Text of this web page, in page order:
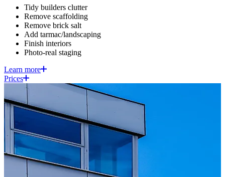
Tidy builders clutter​​​​‌ ‍ ​‍​‍‌‍ ‌ ​‍‌‍‍‌‌‍‌ ‌‍‍‌‌‍ ‍​‍​‍​ ‍‍​‍​‍‌ ​ ‌‍​‌‌‍ ‍‌‍‍‌‌ ‌​‌ ‍‌​‍ ‍‌‍‍‌‌‍ ​‍​‍​‍ ​​‍​‍‌‍‍​‌ ​‍‌‍‌‌‌‍‌‍​‍​‍​ ‍‍​‍​‍​‍ ‌‍​‌‌‍‌​‌‍ ‌‌‍‍‌‌‍ ‍​‍ ‌‍‍‌‌‍ ‍‌ ‌​‌‍‌‌‌‍ ‍‌ ‌​​‍ ‌‍‌‌‌‍‌​‌‍‍‌‌ ‌​​‍ ‌‍ ‌‌‍ ‌‍‌​‌‍‌‌​ ‌‌ ​​‌ ​‍‌‍‌‌‌ ​ ‌‍‌‌‌‍ ‍‌ ‌​‌‍​‌‌ ‌​‌‍‍‌‌‍ ‌‍ ‍​ ‍ ‌‍‍‌‌‍‌​​ ‌‌‍‍​‌‍ ‌‍ ‌‌‍‌‌​ ‍ ‌ ‌​‌ ‍‌‌ ​​‌‍‌‌​ ‌‌‍‍​‌‍ ‌‍ ‌‌‍‌‌​ ‍ ‌ ​​‌‍​‌‌ ‌​‌‍‍​​ ‌‌‍​ ‌‍ ‌‍ ‍‌ ‌​‌‍‌‌‌‍ ‍‌ ‌​​‍‌‌​ ‌‌‌​​‍‌‌ ‌‍‍ ‌‍‌‌‌ ‍‌​‍‌‌​ ​ ‌​‌​​‍‌‌​ ​ ‌​‌​​‍‌‌​ ​‍​ ​‍​ ​​‌‍‌‍​ ‌‌‌‍‌​​ ‍​​ ​​‌‍​‍​ ‌‍‌‍‌‍​ ‌‍​ ‌‍​ ​‌​‍‌‌​ ​‍​ ​‍​‍‌‌​ ‌‌‌​‌​​‍ ‍‌‍ ​‌‍‍‌‌ ​ ‌ ‌​​‍‌‌​ ‌‌‌​​‍‌‌ ‌‍‍ ‌‍‌‌‌ ‍‌​‍‌‌​ ​ ‌​‌​​‍‌‌​ ​ ‌​‌​​‍‌‌​ ​‍​ ​‍​ ‌​‌‍‌‍‌‍‌​​ ‌‌‌‍‌‌‌‍​‌​ ‌‌‌‍​‍​ ‌​​ ​ ​ ‍​​ ​‍​‍‌‌​ ​‍​ ​‍​‍‌‌​ ‌‌‌​‌​​‍ ‍‌ ​ ‌ ‌‌‌‍​‍‌ ‌​‌‍‍‌‌ ‌​‌‍ ​‌‍‌‌​‍‌‌​ ‌‌‌​​‍‌‌ ‌‍‍ ‌‍‌‌‌ ‍‌​‍‌‌​ ​ ‌​‌​​‍‌‌​ ​ ‌​‌​​‍‌‌​ ​‍​ ​‍​ ‌‍​ ​‍‌‍‌​​ ‍​​ ‍​‌‍​‍​ ​‍‌‍​ ‌‍​ ‌‍‌​​ ​‌​ ​ ​‍‌‌​ ​‍​ ​‍​‍‌‌​ ‌‌‌​‌​​‍ ‍‌‍​ ‌‍‍​‌‍‍‌‌‍ ​‌‍‌​‌ ​‍‌‍‌‌‌‍ ‍​‍‌‌​ ‌‌‌​​‍‌‌ ‌‍‍ ‌‍‌‌‌ ‍‌​‍‌‌​ ​ ‌​‌​​‍‌‌​ ​ ‌​‌​​‍‌‌​ ​‍​ ​‍​ ‌‌‌‍‌‍​ ‌‍​ ‌​​ ‌‍​ ​ ​ ​‍​ ‌​​ ‍​‌‍‌‌​ ‍‌‌‍​‌​‍‌‌​ ​‍​ ​‍​‍‌‌​ ‌‌‌​‌​​‍ ‍‌ ‌​‌‍‌‌‌ ‍​‌ ‌​​ ‌‍​‍‌‍​‌‌ ​ ‌‍‌‌‌‌‌‌‌ ​‍‌‍ ​​ ‌​‍‌‌​ ​‍‌​‌‍‌‍​‌‌‍‌​‌‍ ‌‌‍‍‌‌‍ ‍​‍‌‍‌‍‍‌‌‍‌​​ ‌‌‍‍​‌‍ ‌‍ ‌‌‍‌‌​‍‌‍‌ ‌​‌ ‍‌‌ ​​‌‍‌‌​ ‌‌‍‍​‌‍ ‌‍ ‌‌‍‌‌​‍‌‍‌ ​​‌‍​‌‌ ‌​‌‍‍​​ ‌‌‍​ ‌‍ ‌‍ ‍‌ ‌​‌‍‌‌‌‍ ‍‌ ‌​​‍‌‌​ ‌‌‌​​‍‌‌ ‌‍‍ ‌‍‌‌‌ ‍‌​‍‌‌​ ​ ‌​‌​​‍‌‌​ ​ ‌​‌​​‍‌‌​ ​‍​ ​‍​ ​​‌‍‌‍​ ‌‌‌‍‌​​ ‍​​ ​​‌‍​‍​ ‌‍‌‍‌‍​ ‌‍​ ‌‍​ ​‌​‍‌‌​ ​‍​ ​‍​‍‌‌​ ‌‌‌​‌​​‍ ‍‌‍ ​‌‍‍‌‌ ​ ‌ ‌​​‍‌‌​ ‌‌‌​​‍‌‌ ‌‍‍ ‌‍‌‌‌ ‍‌​‍‌‌​ ​ ‌​‌​​‍‌‌​ ​ ‌​‌​​‍‌‌​ ​‍​ ​‍​ ‌​‌‍‌‍‌‍‌​​ ‌‌‌‍‌‌‌‍​‌​ ‌‌‌‍​‍​ ‌​​ ​ ​ ‍​​ ​‍​‍‌‌​ ​‍​ ​‍​‍‌‌​ ‌‌‌​‌​​‍ ‍‌ ​ ‌ ‌‌‌‍​‍‌ ‌​‌‍‍‌‌ ‌​‌‍ ​‌‍‌‌​‍‌‌​ ‌‌‌​​‍‌‌ ‌‍‍ ‌‍‌‌‌ ‍‌​‍‌‌​ ​ ‌​‌​​‍‌‌​ ​ ‌​‌​​‍‌‌​ ​‍​ ​‍​ ‌‍​ ​‍‌‍‌​​ ‍​​ ‍​‌‍​‍​ ​‍‌‍​ ‌‍​ ‌‍‌​​ ​‌​ ​ ​‍‌‌​ ​‍​ ​‍​‍‌‌​ ‌‌‌​‌​​‍ ‍‌‍​ ‌‍‍​‌‍‍‌‌‍ ​‌‍‌​‌ ​‍‌‍‌‌‌‍ ‍​‍‌‌​ ‌‌‌​​‍‌‌ ‌‍‍ ‌‍‌‌‌ ‍‌​‍‌‌​ ​ ‌​‌​​‍‌‌​ ​ ‌​‌​​‍‌‌​ ​‍​ ​‍​ ‌‌‌‍‌‍​ ‌‍​ ‌​​ ‌‍​ ​ ​ ​‍​ ‌​​ ‍​‌‍‌‌​ ‍‌‌‍​‌​‍‌‌​ ​‍​ ​‍​‍‌‌​ ‌‌‌​‌​​‍ ‍‌ ‌​‌‍‌‌‌ ‍​‌ ‌​​‍‌‍‌ ​​‌‍‌‌‌ ​‍‌ ​ ‌ ​​‌‍‌‌‌‍​ ‌ ‌​‌‍‍‌‌ ‌‍‌‍‌‌​ ‌‌ ​​‌ ‌‌‌‍​‍‌‍ ​‌‍‍‌‌ ​ ‌‍‍​‌‍‌‌‌‍‌​​‍​‍‌ ‌
Remove scaffolding​​​​‌ ‍ ​‍​‍‌‍ ‌ ​‍‌‍‍‌‌‍‌ ‌‍‍‌‌‍ ‍​‍​‍​ ‍‍​‍​‍‌ ​ ‌‍​‌‌‍ ‍‌‍‍‌‌ ‌​‌ ‍‌​‍ ‍‌‍‍‌‌‍ ​‍​‍​‍ ​​‍​‍‌‍‍​‌ ​‍‌‍‌‌‌‍‌‍​‍​‍​ ‍‍​‍​‍​‍ ‌‍​‌‌‍‌​‌‍ ‌‌‍‍‌‌‍ ‍​‍ ‌‍‍‌‌‍ ‍‌ ‌​‌‍‌‌‌‍ ‍‌ ‌​​‍ ‌‍‌‌‌‍‌​‌‍‍‌‌ ‌​​‍ ‌‍ ‌‌‍ ‌‍‌​‌‍‌‌​ ‌‌ ​​‌ ​‍‌‍‌‌‌ ​ ‌‍‌‌‌‍ ‍‌ ‌​‌‍​‌‌ ‌​‌‍‍‌‌‍ ‌‍ ‍​ ‍ ‌‍‍‌‌‍‌​​ ‌‌‍‍​‌‍ ‌‍ ‌‌‍‌‌​ ‍ ‌ ‌​‌ ‍‌‌ ​​‌‍‌‌​ ‌‌‍‍​‌‍ ‌‍ ‌‌‍‌‌​ ‍ ‌ ​​‌‍​‌‌ ‌​‌‍‍​​ ‌‌‍​ ‌‍ ‌‍ ‍‌ ‌​‌‍‌‌‌‍ ‍‌ ‌​​‍‌‌​ ‌‌‌​​‍‌‌ ‌‍‍ ‌‍‌‌‌ ‍‌​‍‌‌​ ​ ‌​‌​​‍‌‌​ ​ ‌​‌​​‍‌‌​ ​‍​ ​‍​ ​​‌‍‌‍​ ‌‌‌‍‌​​ ‍​​ ​​‌‍​‍​ ‌‍‌‍‌‍​ ‌‍​ ‌‍​ ​‌​‍‌‌​ ​‍​ ​‍​‍‌‌​ ‌‌‌​‌​​‍ ‍‌‍ ​‌‍‍‌‌ ​ ‌ ‌​​‍‌‌​ ‌‌‌​​‍‌‌ ‌‍‍ ‌‍‌‌‌ ‍‌​‍‌‌​ ​ ‌​‌​​‍‌‌​ ​ ‌​‌​​‍‌‌​ ​‍​ ​‍​ ‌​‌‍‌‍‌‍‌​​ ‌‌‌‍‌‌‌‍​‌​ ‌‌‌‍​‍​ ‌​​ ​ ​ ‍​​ ​‍​‍‌‌​ ​‍​ ​‍​‍‌‌​ ‌‌‌​‌​​‍ ‍‌ ​ ‌ ‌‌‌‍​‍‌ ‌​‌‍‍‌‌ ‌​‌‍ ​‌‍‌‌​‍‌‌​ ‌‌‌​​‍‌‌ ‌‍‍ ‌‍‌‌‌ ‍‌​‍‌‌​ ​ ‌​‌​​‍‌‌​ ​ ‌​‌​​‍‌‌​ ​‍​ ​‍‌‍​‌​ ​‌​ ‌‍‌‍​‌​ ‍​‌‍‌‌‌‍‌‌​ ‍‌‌‍‌‌​ ‌ ​ ​​​ ​‍​‍‌‌​ ​‍​ ​‍​‍‌‌​ ‌‌‌​‌​​‍ ‍‌‍​ ‌‍‍​‌‍‍‌‌‍ ​‌‍‌​‌ ​‍‌‍‌‌‌‍ ‍​‍‌‌​ ‌‌‌​​‍‌‌ ‌‍‍ ‌‍‌‌‌ ‍‌​‍‌‌​ ​ ‌​‌​​‍‌‌​ ​ ‌​‌​​‍‌‌​ ​‍​ ​‍​ ​​​ ‌‍​ ‌‍​ ​​​ ‍​‌‍‌​​ ‌‍​ ‌​​ ‌ ​ ‍​​ ​​‌‍‌‌​‍‌‌​ ​‍​ ​‍​‍‌‌​ ‌‌‌​‌​​‍ ‍‌ ‌​‌‍‌‌‌ ‍​‌ ‌​​ ‌‍​‍‌‍​‌‌ ​ ‌‍‌‌‌‌‌‌‌ ​‍‌‍ ​​ ‌​‍‌‌​ ​‍‌​‌‍‌‍​‌‌‍‌​‌‍ ‌‌‍‍‌‌‍ ‍​‍‌‍‌‍‍‌‌‍‌​​ ‌‌‍‍​‌‍ ‌‍ ‌‌‍‌‌​‍‌‍‌ ‌​‌ ‍‌‌ ​​‌‍‌‌​ ‌‌‍‍​‌‍ ‌‍ ‌‌‍‌‌​‍‌‍‌ ​​‌‍​‌‌ ‌​‌‍‍​​ ‌‌‍​ ‌‍ ‌‍ ‍‌ ‌​‌‍‌‌‌‍ ‍‌ ‌​​‍‌‌​ ‌‌‌​​‍‌‌ ‌‍‍ ‌‍‌‌‌ ‍‌​‍‌‌​ ​ ‌​‌​​‍‌‌​ ​ ‌​‌​​‍‌‌​ ​‍​ ​‍​ ​​‌‍‌‍​ ‌‌‌‍‌​​ ‍​​ ​​‌‍​‍​ ‌‍‌‍‌‍​ ‌‍​ ‌‍​ ​‌​‍‌‌​ ​‍​ ​‍​‍‌‌​ ‌‌‌​‌​​‍ ‍‌‍ ​‌‍‍‌‌ ​ ‌ ‌​​‍‌‌​ ‌‌‌​​‍‌‌ ‌‍‍ ‌‍‌‌‌ ‍‌​‍‌‌​ ​ ‌​‌​​‍‌‌​ ​ ‌​‌​​‍‌‌​ ​‍​ ​‍​ ‌​‌‍‌‍‌‍‌​​ ‌‌‌‍‌‌‌‍​‌​ ‌‌‌‍​‍​ ‌​​ ​ ​ ‍​​ ​‍​‍‌‌​ ​‍​ ​‍​‍‌‌​ ‌‌‌​‌​​‍ ‍‌ ​ ‌ ‌‌‌‍​‍‌ ‌​‌‍‍‌‌ ‌​‌‍ ​‌‍‌‌​‍‌‌​ ‌‌‌​​‍‌‌ ‌‍‍ ‌‍‌‌‌ ‍‌​‍‌‌​ ​ ‌​‌​​‍‌‌​ ​ ‌​‌​​‍‌‌​ ​‍​ ​‍‌‍​‌​ ​‌​ ‌‍‌‍​‌​ ‍​‌‍‌‌‌‍‌‌​ ‍‌‌‍‌‌​ ‌ ​ ​​​ ​‍​‍‌‌​ ​‍​ ​‍​‍‌‌​ ‌‌‌​‌​​‍ ‍‌‍​ ‌‍‍​‌‍‍‌‌‍ ​‌‍‌​‌ ​‍‌‍‌‌‌‍ ‍​‍‌‌​ ‌‌‌​​‍‌‌ ‌‍‍ ‌‍‌‌‌ ‍‌​‍‌‌​ ​ ‌​‌​​‍‌‌​ ​ ‌​‌​​‍‌‌​ ​‍​ ​‍​ ​​​ ‌‍​ ‌‍​ ​​​ ‍​‌‍‌​​ ‌‍​ ‌​​ ‌ ​ ‍​​ ​​‌‍‌‌​‍‌‌​ ​‍​ ​‍​‍‌‌​ ‌‌‌​‌​​‍ ‍‌ ‌​‌‍‌‌‌ ‍​‌ ‌​​‍‌‍‌ ​​‌‍‌‌‌ ​‍‌ ​ ‌ ​​‌‍‌‌‌‍​ ‌ ‌​‌‍‍‌‌ ‌‍‌‍‌‌​ ‌‌ ​​‌ ‌‌‌‍​‍‌‍ ​‌‍‍‌‌ ​ ‌‍‍​‌‍‌‌‌‍‌​​‍​‍‌ ‌
Remove brick salt​​​​‌ ‍ ​‍​‍‌‍ ‌ ​‍‌‍‍‌‌‍‌ ‌‍‍‌‌‍ ‍​‍​‍​ ‍‍​‍​‍‌ ​ ‌‍​‌‌‍ ‍‌‍‍‌‌ ‌​‌ ‍‌​‍ ‍‌‍‍‌‌‍ ​‍​‍​‍ ​​‍​‍‌‍‍​‌ ​‍‌‍‌‌‌‍‌‍​‍​‍​ ‍‍​‍​‍​‍ ‌‍​‌‌‍‌​‌‍ ‌‌‍‍‌‌‍ ‍​‍ ‌‍‍‌‌‍ ‍‌ ‌​‌‍‌‌‌‍ ‍‌ ‌​​‍ ‌‍‌‌‌‍‌​‌‍‍‌‌ ‌​​‍ ‌‍ ‌‌‍ ‌‍‌​‌‍‌‌​ ‌‌ ​​‌ ​‍‌‍‌‌‌ ​ ‌‍‌‌‌‍ ‍‌ ‌​‌‍​‌‌ ‌​‌‍‍‌‌‍ ‌‍ ‍​ ‍ ‌‍‍‌‌‍‌​​ ‌‌‍‍​‌‍ ‌‍ ‌‌‍‌‌​ ‍ ‌ ‌​‌ ‍‌‌ ​​‌‍‌‌​ ‌‌‍‍​‌‍ ‌‍ ‌‌‍‌‌​ ‍ ‌ ​​‌‍​‌‌ ‌​‌‍‍​​ ‌‌‍​ ‌‍ ‌‍ ‍‌ ‌​‌‍‌‌‌‍ ‍‌ ‌​​‍‌‌​ ‌‌‌​​‍‌‌ ‌‍‍ ‌‍‌‌‌ ‍‌​‍‌‌​ ​ ‌​‌​​‍‌‌​ ​ ‌​‌​​‍‌‌​ ​‍​ ​‍​ ​​‌‍‌‍​ ‌‌‌‍‌​​ ‍​​ ​​‌‍​‍​ ‌‍‌‍‌‍​ ‌‍​ ‌‍​ ​‌​‍‌‌​ ​‍​ ​‍​‍‌‌​ ‌‌‌​‌​​‍ ‍‌‍ ​‌‍‍‌‌ ​ ‌ ‌​​‍‌‌​ ‌‌‌​​‍‌‌ ‌‍‍ ‌‍‌‌‌ ‍‌​‍‌‌​ ​ ‌​‌​​‍‌‌​ ​ ‌​‌​​‍‌‌​ ​‍​ ​‍​ ‌​‌‍‌‍‌‍‌​​ ‌‌‌‍‌‌‌‍​‌​ ‌‌‌‍​‍​ ‌​​ ​ ​ ‍​​ ​‍​‍‌‌​ ​‍​ ​‍​‍‌‌​ ‌‌‌​‌​​‍ ‍‌ ​ ‌ ‌‌‌‍​‍‌ ‌​‌‍‍‌‌ ‌​‌‍ ​‌‍‌‌​‍‌‌​ ‌‌‌​​‍‌‌ ‌‍‍ ‌‍‌‌‌ ‍‌​‍‌‌​ ​ ‌​‌​​‍‌‌​ ​ ‌​‌​​‍‌‌​ ​‍​ ​‍​ ‍​​ ‌‌​ ‍​​ ‍​​ ‍​‌‍‌‌​ ​‍​ ‍‌​ ‌​‌‍​‍​ ​ ​ ​‍​‍‌‌​ ​‍​ ​‍​‍‌‌​ ‌‌‌​‌​​‍ ‍‌‍​ ‌‍‍​‌‍‍‌‌‍ ​‌‍‌​‌ ​‍‌‍‌‌‌‍ ‍​‍‌‌​ ‌‌‌​​‍‌‌ ‌‍‍ ‌‍‌‌‌ ‍‌​‍‌‌​ ​ ‌​‌​​‍‌‌​ ​ ‌​‌​​‍‌‌​ ​‍​ ​‍‌‍‌​‌‍​‌​ ‌‍​ ​ ​ ‍​​ ‌ ​ ‌ ​ ‌ ​ ‍‌​ ​ ​ ‍‌​ ​‌​‍‌‌​ ​‍​ ​‍​‍‌‌​ ‌‌‌​‌​​‍ ‍‌ ‌​‌‍‌‌‌ ‍​‌ ‌​​ ‌‍​‍‌‍​‌‌ ​ ‌‍‌‌‌‌‌‌‌ ​‍‌‍ ​​ ‌​‍‌‌​ ​‍‌​‌‍‌‍​‌‌‍‌​‌‍ ‌‌‍‍‌‌‍ ‍​‍‌‍‌‍‍‌‌‍‌​​ ‌‌‍‍​‌‍ ‌‍ ‌‌‍‌‌​‍‌‍‌ ‌​‌ ‍‌‌ ​​‌‍‌‌​ ‌‌‍‍​‌‍ ‌‍ ‌‌‍‌‌​‍‌‍‌ ​​‌‍​‌‌ ‌​‌‍‍​​ ‌‌‍​ ‌‍ ‌‍ ‍‌ ‌​‌‍‌‌‌‍ ‍‌ ‌​​‍‌‌​ ‌‌‌​​‍‌‌ ‌‍‍ ‌‍‌‌‌ ‍‌​‍‌‌​ ​ ‌​‌​​‍‌‌​ ​ ‌​‌​​‍‌‌​ ​‍​ ​‍​ ​​‌‍‌‍​ ‌‌‌‍‌​​ ‍​​ ​​‌‍​‍​ ‌‍‌‍‌‍​ ‌‍​ ‌‍​ ​‌​‍‌‌​ ​‍​ ​‍​‍‌‌​ ‌‌‌​‌​​‍ ‍‌‍ ​‌‍‍‌‌ ​ ‌ ‌​​‍‌‌​ ‌‌‌​​‍‌‌ ‌‍‍ ‌‍‌‌‌ ‍‌​‍‌‌​ ​ ‌​‌​​‍‌‌​ ​ ‌​‌​​‍‌‌​ ​‍​ ​‍​ ‌​‌‍‌‍‌‍‌​​ ‌‌‌‍‌‌‌‍​‌​ ‌‌‌‍​‍​ ‌​​ ​ ​ ‍​​ ​‍​‍‌‌​ ​‍​ ​‍​‍‌‌​ ‌‌‌​‌​​‍ ‍‌ ​ ‌ ‌‌‌‍​‍‌ ‌​‌‍‍‌‌ ‌​‌‍ ​‌‍‌‌​‍‌‌​ ‌‌‌​​‍‌‌ ‌‍‍ ‌‍‌‌‌ ‍‌​‍‌‌​ ​ ‌​‌​​‍‌‌​ ​ ‌​‌​​‍‌‌​ ​‍​ ​‍​ ‍​​ ‌‌​ ‍​​ ‍​​ ‍​‌‍‌‌​ ​‍​ ‍‌​ ‌​‌‍​‍​ ​ ​ ​‍​‍‌‌​ ​‍​ ​‍​‍‌‌​ ‌‌‌​‌​​‍ ‍‌‍​ ‌‍‍​‌‍‍‌‌‍ ​‌‍‌​‌ ​‍‌‍‌‌‌‍ ‍​‍‌‌​ ‌‌‌​​‍‌‌ ‌‍‍ ‌‍‌‌‌ ‍‌​‍‌‌​ ​ ‌​‌​​‍‌‌​ ​ ‌​‌​​‍‌‌​ ​‍​ ​‍‌‍‌​‌‍​‌​ ‌‍​ ​ ​ ‍​​ ‌ ​ ‌ ​ ‌ ​ ‍‌​ ​ ​ ‍‌​ ​‌​‍‌‌​ ​‍​ ​‍​‍‌‌​ ‌‌‌​‌​​‍ ‍‌ ‌​‌‍‌‌‌ ‍​‌ ‌​​‍‌‍‌ ​​‌‍‌‌‌ ​‍‌ ​ ‌ ​​‌‍‌‌‌‍​ ‌ ‌​‌‍‍‌‌ ‌‍‌‍‌‌​ ‌‌ ​​‌ ‌‌‌‍​‍‌‍ ​‌‍‍‌‌ ​ ‌‍‍​‌‍‌‌‌‍‌​​‍​‍‌ ‌
Add tarmac/landscaping​​​​‌ ‍ ​‍​‍‌‍ ‌ ​‍‌‍‍‌‌‍‌ ‌‍‍‌‌‍ ‍​‍​‍​ ‍‍​‍​‍‌ ​ ‌‍​‌‌‍ ‍‌‍‍‌‌ ‌​‌ ‍‌​‍ ‍‌‍‍‌‌‍ ​‍​‍​‍ ​​‍​‍‌‍‍​‌ ​‍‌‍‌‌‌‍‌‍​‍​‍​ ‍‍​‍​‍​‍ ‌‍​‌‌‍‌​‌‍ ‌‌‍‍‌‌‍ ‍​‍ ‌‍‍‌‌‍ ‍‌ ‌​‌‍‌‌‌‍ ‍‌ ‌​​‍ ‌‍‌‌‌‍‌​‌‍‍‌‌ ‌​​‍ ‌‍ ‌‌‍ ‌‍‌​‌‍‌‌​ ‌‌ ​​‌ ​‍‌‍‌‌‌ ​ ‌‍‌‌‌‍ ‍‌ ‌​‌‍​‌‌ ‌​‌‍‍‌‌‍ ‌‍ ‍​ ‍ ‌‍‍‌‌‍‌​​ ‌‌‍‍​‌‍ ‌‍ ‌‌‍‌‌​ ‍ ‌ ‌​‌ ‍‌‌ ​​‌‍‌‌​ ‌‌‍‍​‌‍ ‌‍ ‌‌‍‌‌​ ‍ ‌ ​​‌‍​‌‌ ‌​‌‍‍​​ ‌‌‍​ ‌‍ ‌‍ ‍‌ ‌​‌‍‌‌‌‍ ‍‌ ‌​​‍‌‌​ ‌‌‌​​‍‌‌ ‌‍‍ ‌‍‌‌‌ ‍‌​‍‌‌​ ​ ‌​‌​​‍‌‌​ ​ ‌​‌​​‍‌‌​ ​‍​ ​‍​ ​​‌‍‌‍​ ‌‌‌‍‌​​ ‍​​ ​​‌‍​‍​ ‌‍‌‍‌‍​ ‌‍​ ‌‍​ ​‌​‍‌‌​ ​‍​ ​‍​‍‌‌​ ‌‌‌​‌​​‍ ‍‌‍ ​‌‍‍‌‌ ​ ‌ ‌​​‍‌‌​ ‌‌‌​​‍‌‌ ‌‍‍ ‌‍‌‌‌ ‍‌​‍‌‌​ ​ ‌​‌​​‍‌‌​ ​ ‌​‌​​‍‌‌​ ​‍​ ​‍​ ‌​‌‍‌‍‌‍‌​​ ‌‌‌‍‌‌‌‍​‌​ ‌‌‌‍​‍​ ‌​​ ​ ​ ‍​​ ​‍​‍‌‌​ ​‍​ ​‍​‍‌‌​ ‌‌‌​‌​​‍ ‍‌ ​ ‌ ‌‌‌‍​‍‌ ‌​‌‍‍‌‌ ‌​‌‍ ​‌‍‌‌​‍‌‌​ ‌‌‌​​‍‌‌ ‌‍‍ ‌‍‌‌‌ ‍‌​‍‌‌​ ​ ‌​‌​​‍‌‌​ ​ ‌​‌​​‍‌‌​ ​‍​ ​‍‌‍​ ‌‍‌​‌‍‌​​ ​‌‌‍‌‍‌‍‌‍​ ‌‌‌‍‌‍​ ‌‌​ ​‍​ ​ ‌‍‌​​‍‌‌​ ​‍​ ​‍​‍‌‌​ ‌‌‌​‌​​‍ ‍‌‍​ ‌‍‍​‌‍‍‌‌‍ ​‌‍‌​‌ ​‍‌‍‌‌‌‍ ‍​‍‌‌​ ‌‌‌​​‍‌‌ ‌‍‍ ‌‍‌‌‌ ‍‌​‍‌‌​ ​ ‌​‌​​‍‌‌​ ​ ‌​‌​​‍‌‌​ ​‍​ ​‍​ ​‌​ ​‍‌‍​‌​ ‍‌​ ​‍​ ‌‌‌‍​ ‌‍‌​​ ​‌​ ‌‍​ ‍​​ ​​​‍‌‌​ ​‍​ ​‍​‍‌‌​ ‌‌‌​‌​​‍ ‍‌ ‌​‌‍‌‌‌ ‍​‌ ‌​​ ‌‍​‍‌‍​‌‌ ​ ‌‍‌‌‌‌‌‌‌ ​‍‌‍ ​​ ‌​‍‌‌​ ​‍‌​‌‍‌‍​‌‌‍‌​‌‍ ‌‌‍‍‌‌‍ ‍​‍‌‍‌‍‍‌‌‍‌​​ ‌‌‍‍​‌‍ ‌‍ ‌‌‍‌‌​‍‌‍‌ ‌​‌ ‍‌‌ ​​‌‍‌‌​ ‌‌‍‍​‌‍ ‌‍ ‌‌‍‌‌​‍‌‍‌ ​​‌‍​‌‌ ‌​‌‍‍​​ ‌‌‍​ ‌‍ ‌‍ ‍‌ ‌​‌‍‌‌‌‍ ‍‌ ‌​​‍‌‌​ ‌‌‌​​‍‌‌ ‌‍‍ ‌‍‌‌‌ ‍‌​‍‌‌​ ​ ‌​‌​​‍‌‌​ ​ ‌​‌​​‍‌‌​ ​‍​ ​‍​ ​​‌‍‌‍​ ‌‌‌‍‌​​ ‍​​ ​​‌‍​‍​ ‌‍‌‍‌‍​ ‌‍​ ‌‍​ ​‌​‍‌‌​ ​‍​ ​‍​‍‌‌​ ‌‌‌​‌​​‍ ‍‌‍ ​‌‍‍‌‌ ​ ‌ ‌​​‍‌‌​ ‌‌‌​​‍‌‌ ‌‍‍ ‌‍‌‌‌ ‍‌​‍‌‌​ ​ ‌​‌​​‍‌‌​ ​ ‌​‌​​‍‌‌​ ​‍​ ​‍​ ‌​‌‍‌‍‌‍‌​​ ‌‌‌‍‌‌‌‍​‌​ ‌‌‌‍​‍​ ‌​​ ​ ​ ‍​​ ​‍​‍‌‌​ ​‍​ ​‍​‍‌‌​ ‌‌‌​‌​​‍ ‍‌ ​ ‌ ‌‌‌‍​‍‌ ‌​‌‍‍‌‌ ‌​‌‍ ​‌‍‌‌​‍‌‌​ ‌‌‌​​‍‌‌ ‌‍‍ ‌‍‌‌‌ ‍‌​‍‌‌​ ​ ‌​‌​​‍‌‌​ ​ ‌​‌​​‍‌‌​ ​‍​ ​‍‌‍​ ‌‍‌​‌‍‌​​ ​‌‌‍‌‍‌‍‌‍​ ‌‌‌‍‌‍​ ‌‌​ ​‍​ ​ ‌‍‌​​‍‌‌​ ​‍​ ​‍​‍‌‌​ ‌‌‌​‌​​‍ ‍‌‍​ ‌‍‍​‌‍‍‌‌‍ ​‌‍‌​‌ ​‍‌‍‌‌‌‍ ‍​‍‌‌​ ‌‌‌​​‍‌‌ ‌‍‍ ‌‍‌‌‌ ‍‌​‍‌‌​ ​ ‌​‌​​‍‌‌​ ​ ‌​‌​​‍‌‌​ ​‍​ ​‍​ ​‌​ ​‍‌‍​‌​ ‍‌​ ​‍​ ‌‌‌‍​ ‌‍‌​​ ​‌​ ‌‍​ ‍​​ ​​​‍‌‌​ ​‍​ ​‍​‍‌‌​ ‌‌‌​‌​​‍ ‍‌ ‌​‌‍‌‌‌ ‍​‌ ‌​​‍‌‍‌ ​​‌‍‌‌‌ ​‍‌ ​ ‌ ​​‌‍‌‌‌‍​ ‌ ‌​‌‍‍‌‌ ‌‍‌‍‌‌​ ‌‌ ​​‌ ‌‌‌‍​‍‌‍ ​‌‍‍‌‌ ​ ‌‍‍​‌‍‌‌‌‍‌​​‍​‍‌ ‌
Finish interiors​​​​‌ ‍ ​‍​‍‌‍ ‌ ​‍‌‍‍‌‌‍‌ ‌‍‍‌‌‍ ‍​‍​‍​ ‍‍​‍​‍‌ ​ ‌‍​‌‌‍ ‍‌‍‍‌‌ ‌​‌ ‍‌​‍ ‍‌‍‍‌‌‍ ​‍​‍​‍ ​​‍​‍‌‍‍​‌ ​‍‌‍‌‌‌‍‌‍​‍​‍​ ‍‍​‍​‍​‍ ‌‍​‌‌‍‌​‌‍ ‌‌‍‍‌‌‍ ‍​‍ ‌‍‍‌‌‍ ‍‌ ‌​‌‍‌‌‌‍ ‍‌ ‌​​‍ ‌‍‌‌‌‍‌​‌‍‍‌‌ ‌​​‍ ‌‍ ‌‌‍ ‌‍‌​‌‍‌‌​ ‌‌ ​​‌ ​‍‌‍‌‌‌ ​ ‌‍‌‌‌‍ ‍‌ ‌​‌‍​‌‌ ‌​‌‍‍‌‌‍ ‌‍ ‍​ ‍ ‌‍‍‌‌‍‌​​ ‌‌‍‍​‌‍ ‌‍ ‌‌‍‌‌​ ‍ ‌ ‌​‌ ‍‌‌ ​​‌‍‌‌​ ‌‌‍‍​‌‍ ‌‍ ‌‌‍‌‌​ ‍ ‌ ​​‌‍​‌‌ ‌​‌‍‍​​ ‌‌‍​ ‌‍ ‌‍ ‍‌ ‌​‌‍‌‌‌‍ ‍‌ ‌​​‍‌‌​ ‌‌‌​​‍‌‌ ‌‍‍ ‌‍‌‌‌ ‍‌​‍‌‌​ ​ ‌​‌​​‍‌‌​ ​ ‌​‌​​‍‌‌​ ​‍​ ​‍​ ​​‌‍‌‍​ ‌‌‌‍‌​​ ‍​​ ​​‌‍​‍​ ‌‍‌‍‌‍​ ‌‍​ ‌‍​ ​‌​‍‌‌​ ​‍​ ​‍​‍‌‌​ ‌‌‌​‌​​‍ ‍‌‍ ​‌‍‍‌‌ ​ ‌ ‌​​‍‌‌​ ‌‌‌​​‍‌‌ ‌‍‍ ‌‍‌‌‌ ‍‌​‍‌‌​ ​ ‌​‌​​‍‌‌​ ​ ‌​‌​​‍‌‌​ ​‍​ ​‍​ ‌​‌‍‌‍‌‍‌​​ ‌‌‌‍‌‌‌‍​‌​ ‌‌‌‍​‍​ ‌​​ ​ ​ ‍​​ ​‍​‍‌‌​ ​‍​ ​‍​‍‌‌​ ‌‌‌​‌​​‍ ‍‌ ​ ‌ ‌‌‌‍​‍‌ ‌​‌‍‍‌‌ ‌​‌‍ ​‌‍‌‌​‍‌‌​ ‌‌‌​​‍‌‌ ‌‍‍ ‌‍‌‌‌ ‍‌​‍‌‌​ ​ ‌​‌​​‍‌‌​ ​ ‌​‌​​‍‌‌​ ​‍​ ​‍‌‍​ ​ ​‍​ ​‍‌‍​ ​ ​​​ ‍​‌‍‌‍​ ​‍‌‍​ ​ ​ ​ ‌‍​ ‍​​‍‌‌​ ​‍​ ​‍​‍‌‌​ ‌‌‌​‌​​‍ ‍‌‍​ ‌‍‍​‌‍‍‌‌‍ ​‌‍‌​‌ ​‍‌‍‌‌‌‍ ‍​‍‌‌​ ‌‌‌​​‍‌‌ ‌‍‍ ‌‍‌‌‌ ‍‌​‍‌‌​ ​ ‌​‌​​‍‌‌​ ​ ‌​‌​​‍‌‌​ ​‍​ ​‍​ ‍​​ ‌‍​ ​ ​ ‍​​ ‍‌​ ​‍‌‍​‍‌‍​‌‌‍‌‌​ ‍​​ ‍‌‌‍​‌​‍‌‌​ ​‍​ ​‍​‍‌‌​ ‌‌‌​‌​​‍ ‍‌ ‌​‌‍‌‌‌ ‍​‌ ‌​​ ‌‍​‍‌‍​‌‌ ​ ‌‍‌‌‌‌‌‌‌ ​‍‌‍ ​​ ‌​‍‌‌​ ​‍‌​‌‍‌‍​‌‌‍‌​‌‍ ‌‌‍‍‌‌‍ ‍​‍‌‍‌‍‍‌‌‍‌​​ ‌‌‍‍​‌‍ ‌‍ ‌‌‍‌‌​‍‌‍‌ ‌​‌ ‍‌‌ ​​‌‍‌‌​ ‌‌‍‍​‌‍ ‌‍ ‌‌‍‌‌​‍‌‍‌ ​​‌‍​‌‌ ‌​‌‍‍​​ ‌‌‍​ ‌‍ ‌‍ ‍‌ ‌​‌‍‌‌‌‍ ‍‌ ‌​​‍‌‌​ ‌‌‌​​‍‌‌ ‌‍‍ ‌‍‌‌‌ ‍‌​‍‌‌​ ​ ‌​‌​​‍‌‌​ ​ ‌​‌​​‍‌‌​ ​‍​ ​‍​ ​​‌‍‌‍​ ‌‌‌‍‌​​ ‍​​ ​​‌‍​‍​ ‌‍‌‍‌‍​ ‌‍​ ‌‍​ ​‌​‍‌‌​ ​‍​ ​‍​‍‌‌​ ‌‌‌​‌​​‍ ‍‌‍ ​‌‍‍‌‌ ​ ‌ ‌​​‍‌‌​ ‌‌‌​​‍‌‌ ‌‍‍ ‌‍‌‌‌ ‍‌​‍‌‌​ ​ ‌​‌​​‍‌‌​ ​ ‌​‌​​‍‌‌​ ​‍​ ​‍​ ‌​‌‍‌‍‌‍‌​​ ‌‌‌‍‌‌‌‍​‌​ ‌‌‌‍​‍​ ‌​​ ​ ​ ‍​​ ​‍​‍‌‌​ ​‍​ ​‍​‍‌‌​ ‌‌‌​‌​​‍ ‍‌ ​ ‌ ‌‌‌‍​‍‌ ‌​‌‍‍‌‌ ‌​‌‍ ​‌‍‌‌​‍‌‌​ ‌‌‌​​‍‌‌ ‌‍‍ ‌‍‌‌‌ ‍‌​‍‌‌​ ​ ‌​‌​​‍‌‌​ ​ ‌​‌​​‍‌‌​ ​‍​ ​‍‌‍​ ​ ​‍​ ​‍‌‍​ ​ ​​​ ‍​‌‍‌‍​ ​‍‌‍​ ​ ​ ​ ‌‍​ ‍​​‍‌‌​ ​‍​ ​‍​‍‌‌​ ‌‌‌​‌​​‍ ‍‌‍​ ‌‍‍​‌‍‍‌‌‍ ​‌‍‌​‌ ​‍‌‍‌‌‌‍ ‍​‍‌‌​ ‌‌‌​​‍‌‌ ‌‍‍ ‌‍‌‌‌ ‍‌​‍‌‌​ ​ ‌​‌​​‍‌‌​ ​ ‌​‌​​‍‌‌​ ​‍​ ​‍​ ‍​​ ‌‍​ ​ ​ ‍​​ ‍‌​ ​‍‌‍​‍‌‍​‌‌‍‌‌​ ‍​​ ‍‌‌‍​‌​‍‌‌​ ​‍​ ​‍​‍‌‌​ ‌‌‌​‌​​‍ ‍‌ ‌​‌‍‌‌‌ ‍​‌ ‌​​‍‌‍‌ ​​‌‍‌‌‌ ​‍‌ ​ ‌ ​​‌‍‌‌‌‍​ ‌ ‌​‌‍‍‌‌ ‌‍‌‍‌‌​ ‌‌ ​​‌ ‌‌‌‍​‍‌‍ ​‌‍‍‌‌ ​ ‌‍‍​‌‍‌‌‌‍‌​​‍​‍‌ ‌
Photo-real staging​​​​‌ ‍ ​‍​‍‌‍ ‌ ​‍‌‍‍‌‌‍‌ ‌‍‍‌‌‍ ‍​‍​‍​ ‍‍​‍​‍‌ ​ ‌‍​‌‌‍ ‍‌‍‍‌‌ ‌​‌ ‍‌​‍ ‍‌‍‍‌‌‍ ​‍​‍​‍ ​​‍​‍‌‍‍​‌ ​‍‌‍‌‌‌‍‌‍​‍​‍​ ‍‍​‍​‍​‍ ‌‍​‌‌‍‌​‌‍ ‌‌‍‍‌‌‍ ‍​‍ ‌‍‍‌‌‍ ‍‌ ‌​‌‍‌‌‌‍ ‍‌ ‌​​‍ ‌‍‌‌‌‍‌​‌‍‍‌‌ ‌​​‍ ‌‍ ‌‌‍ ‌‍‌​‌‍‌‌​ ‌‌ ​​‌ ​‍‌‍‌‌‌ ​ ‌‍‌‌‌‍ ‍‌ ‌​‌‍​‌‌ ‌​‌‍‍‌‌‍ ‌‍ ‍​ ‍ ‌‍‍‌‌‍‌​​ ‌‌‍‍​‌‍ ‌‍ ‌‌‍‌‌​ ‍ ‌ ‌​‌ ‍‌‌ ​​‌‍‌‌​ ‌‌‍‍​‌‍ ‌‍ ‌‌‍‌‌​ ‍ ‌ ​​‌‍​‌‌ ‌​‌‍‍​​ ‌‌‍​ ‌‍ ‌‍ ‍‌ ‌​‌‍‌‌‌‍ ‍‌ ‌​​‍‌‌​ ‌‌‌​​‍‌‌ ‌‍‍ ‌‍‌‌‌ ‍‌​‍‌‌​ ​ ‌​‌​​‍‌‌​ ​ ‌​‌​​‍‌‌​ ​‍​ ​‍​ ​​‌‍‌‍​ ‌‌‌‍‌​​ ‍​​ ​​‌‍​‍​ ‌‍‌‍‌‍​ ‌‍​ ‌‍​ ​‌​‍‌‌​ ​‍​ ​‍​‍‌‌​ ‌‌‌​‌​​‍ ‍‌‍ ​‌‍‍‌‌ ​ ‌ ‌​​‍‌‌​ ‌‌‌​​‍‌‌ ‌‍‍ ‌‍‌‌‌ ‍‌​‍‌‌​ ​ ‌​‌​​‍‌‌​ ​ ‌​‌​​‍‌‌​ ​‍​ ​‍​ ‌​‌‍‌‍‌‍‌​​ ‌‌‌‍‌‌‌‍​‌​ ‌‌‌‍​‍​ ‌​​ ​ ​ ‍​​ ​‍​‍‌‌​ ​‍​ ​‍​‍‌‌​ ‌‌‌​‌​​‍ ‍‌ ​ ‌ ‌‌‌‍​‍‌ ‌​‌‍‍‌‌ ‌​‌‍ ​‌‍‌‌​‍‌‌​ ‌‌‌​​‍‌‌ ‌‍‍ ‌‍‌‌‌ ‍‌​‍‌‌​ ​ ‌​‌​​‍‌‌​ ​ ‌​‌​​‍‌‌​ ​‍​ ​‍​ ‌‌​ ‍​​ ​‌​ ‌‍‌‍‌‌​ ​​​ ‌‌​ ‌​‌‍‌​​ ​ ​ ​‌​ ‌‍​‍‌‌​ ​‍​ ​‍​‍‌‌​ ‌‌‌​‌​​‍ ‍‌‍​ ‌‍‍​‌‍‍‌‌‍ ​‌‍‌​‌ ​‍‌‍‌‌‌‍ ‍​‍‌‌​ ‌‌‌​​‍‌‌ ‌‍‍ ‌‍‌‌‌ ‍‌​‍‌‌​ ​ ‌​‌​​‍‌‌​ ​ ‌​‌​​‍‌‌​ ​‍​ ​‍‌‍​‌​ ‌‌​ ​‌‌‍​‍​ ‌‍‌‍‌‍​ ​‍​ ​‍​ ‌ ​ ‌​‌‍‌‍​ ​‌​‍‌‌​ ​‍​ ​‍​‍‌‌​ ‌‌‌​‌​​‍ ‍‌ ‌​‌‍‌‌‌ ‍​‌ ‌​​ ‌‍​‍‌‍​‌‌ ​ ‌‍‌‌‌‌‌‌‌ ​‍‌‍ ​​ ‌​‍‌‌​ ​‍‌​‌‍‌‍​‌‌‍‌​‌‍ ‌‌‍‍‌‌‍ ‍​‍‌‍‌‍‍‌‌‍‌​​ ‌‌‍‍​‌‍ ‌‍ ‌‌‍‌‌​‍‌‍‌ ‌​‌ ‍‌‌ ​​‌‍‌‌​ ‌‌‍‍​‌‍ ‌‍ ‌‌‍‌‌​‍‌‍‌ ​​‌‍​‌‌ ‌​‌‍‍​​ ‌‌‍​ ‌‍ ‌‍ ‍‌ ‌​‌‍‌‌‌‍ ‍‌ ‌​​‍‌‌​ ‌‌‌​​‍‌‌ ‌‍‍ ‌‍‌‌‌ ‍‌​‍‌‌​ ​ ‌​‌​​‍‌‌​ ​ ‌​‌​​‍‌‌​ ​‍​ ​‍​ ​​‌‍‌‍​ ‌‌‌‍‌​​ ‍​​ ​​‌‍​‍​ ‌‍‌‍‌‍​ ‌‍​ ‌‍​ ​‌​‍‌‌​ ​‍​ ​‍​‍‌‌​ ‌‌‌​‌​​‍ ‍‌‍ ​‌‍‍‌‌ ​ ‌ ‌​​‍‌‌​ ‌‌‌​​‍‌‌ ‌‍‍ ‌‍‌‌‌ ‍‌​‍‌‌​ ​ ‌​‌​​‍‌‌​ ​ ‌​‌​​‍‌‌​ ​‍​ ​‍​ ‌​‌‍‌‍‌‍‌​​ ‌‌‌‍‌‌‌‍​‌​ ‌‌‌‍​‍​ ‌​​ ​ ​ ‍​​ ​‍​‍‌‌​ ​‍​ ​‍​‍‌‌​ ‌‌‌​‌​​‍ ‍‌ ​ ‌ ‌‌‌‍​‍‌ ‌​‌‍‍‌‌ ‌​‌‍ ​‌‍‌‌​‍‌‌​ ‌‌‌​​‍‌‌ ‌‍‍ ‌‍‌‌‌ ‍‌​‍‌‌​ ​ ‌​‌​​‍‌‌​ ​ ‌​‌​​‍‌‌​ ​‍​ ​‍​ ‌‌​ ‍​​ ​‌​ ‌‍‌‍‌‌​ ​​​ ‌‌​ ‌​‌‍‌​​ ​ ​ ​‌​ ‌‍​‍‌‌​ ​‍​ ​‍​‍‌‌​ ‌‌‌​‌​​‍ ‍‌‍​ ‌‍‍​‌‍‍‌‌‍ ​‌‍‌​‌ ​‍‌‍‌‌‌‍ ‍​‍‌‌​ ‌‌‌​​‍‌‌ ‌‍‍ ‌‍‌‌‌ ‍‌​‍‌‌​ ​ ‌​‌​​‍‌‌​ ​ ‌​‌​​‍‌‌​ ​‍​ ​‍‌‍​‌​ ‌‌​ ​‌‌‍​‍​ ‌‍‌‍‌‍​ ​‍​ ​‍​ ‌ ​ ‌​‌‍‌‍​ ​‌​‍‌‌​ ​‍​ ​‍​‍‌‌​ ‌‌‌​‌​​‍ ‍‌ ‌​‌‍‌‌‌ ‍​‌ ‌​​‍‌‍‌ ​​‌‍‌‌‌ ​‍‌ ​ ‌ ​​‌‍‌‌‌‍​ ‌ ‌​‌‍‍‌‌ ‌‍‌‍‌‌​ ‌‌ ​​‌ ‌‌‌‍​‍‌‍ ​‌‍‍‌‌ ​ ‌‍‍​‌‍‌‌‌‍‌​​‍​‍‌ ‌
Learn more​​​​‌ ‍ ​‍​‍‌‍ ‌ ​‍‌‍‍‌‌‍‌ ‌‍‍‌‌‍ ‍​‍​‍​ ‍‍​‍​‍‌ ​ ‌‍​‌‌‍ ‍‌‍‍‌‌ ‌​‌ ‍‌​‍ ‍‌‍‍‌‌‍ ​‍​‍​‍ ​​‍​‍‌‍‍​‌ ​‍‌‍‌‌‌‍‌‍​‍​‍​ ‍‍​‍​‍​‍ ‌‍​‌‌‍‌​‌‍ ‌‌‍‍‌‌‍ ‍​‍ ‌‍‍‌‌‍ ‍‌ ‌​‌‍‌‌‌‍ ‍‌ ‌​​‍ ‌‍‌‌‌‍‌​‌‍‍‌‌ ‌​​‍ ‌‍ ‌‌‍ ‌‍‌​‌‍‌‌​ ‌‌ ​​‌ ​‍‌‍‌‌‌ ​ ‌‍‌‌‌‍ ‍‌ ‌​‌‍​‌‌ ‌​‌‍‍‌‌‍ ‌‍ ‍​ ‍ ‌‍‍‌‌‍‌​​ ‌‌‍‍​‌‍ ‌‍ ‌‌‍‌‌​ ‍ ‌ ‌​‌ ‍‌‌ ​​‌‍‌‌​ ‌‌‍‍​‌‍ ‌‍ ‌‌‍‌‌​ ‍ ‌ ​​‌‍​‌‌ ‌​‌‍‍​​ ‌‌‍​ ‌‍ ‌‍ ‍‌ ‌​‌‍‌‌‌‍ ‍‌ ‌​​‍‌‌​ ‌‌‌​​‍‌‌ ‌‍‍ ‌‍‌‌‌ ‍‌​‍‌‌​ ​ ‌​‌​​‍‌‌​ ​ ‌​‌​​‍‌‌​ ​‍​ ​‍​ ​​‌‍‌‍​ ‌‌‌‍‌​​ ‍​​ ​​‌‍​‍​ ‌‍‌‍‌‍​ ‌‍​ ‌‍​ ​‌​‍‌‌​ ​‍​ ​‍​‍‌‌​ ‌‌‌​‌​​‍ ‍‌‍ ​‌‍‍‌‌ ​ ‌ ‌​​‍‌‌​ ‌‌‌​​‍‌‌ ‌‍‍ ‌‍‌‌‌ ‍‌​‍‌‌​ ​ ‌​‌​​‍‌‌​ ​ ‌​‌​​‍‌‌​ ​‍​ ​‍​ ‌​‌‍‌‍‌‍‌​​ ‌‌‌‍‌‌‌‍​‌​ ‌‌‌‍​‍​ ‌​​ ​ ​ ‍​​ ​‍​‍‌‌​ ​‍​ ​‍​‍‌‌​ ‌‌‌​‌​​‍ ‍‌‍ ​‌‍‍‌‌‍ ‍‌‍‍ ‌ ​ ​‍‌‌​ ‌‌‌​​‍‌‌ ‌‍‍ ‌‍‌‌‌ ‍‌​‍‌‌​ ​ ‌​‌​​‍‌‌​ ​ ‌​‌​​‍‌‌​ ​‍​ ​‍‌‍​‌‌‍​‍‌‍‌‍‌‍​‌​ ​​​ ‍‌‌‍​‌‌‍‌‍‌‍‌‍​ ​‍​ ‍‌​ ​ ​‍‌‌​ ​‍​ ​‍​‍‌‌​ ‌‌‌​‌​​‍ ‍‌‍ ​‌‍‍‌‌‍ ‍‌‍‍ ‌‌‌​‌‍‌‌‌ ‍​‌ ‌​​ ‌‍​‍‌‍​‌‌ ​ ‌‍‌‌‌‌‌‌‌ ​‍‌‍ ​​ ‌​‍‌‌​ ​‍‌​‌‍‌‍​‌‌‍‌​‌‍ ‌‌‍‍‌‌‍ ‍​‍‌‍‌‍‍‌‌‍‌​​ ‌‌‍‍​‌‍ ‌‍ ‌‌‍‌‌​‍‌‍‌ ‌​‌ ‍‌‌ ​​‌‍‌‌​ ‌‌‍‍​‌‍ ‌‍ ‌‌‍‌‌​‍‌‍‌ ​​‌‍​‌‌ ‌​‌‍‍​​ ‌‌‍​ ‌‍ ‌‍ ‍‌ ‌​‌‍‌‌‌‍ ‍‌ ‌​​‍‌‌​ ‌‌‌​​‍‌‌ ‌‍‍ ‌‍‌‌‌ ‍‌​‍‌‌​ ​ ‌​‌​​‍‌‌​ ​ ‌​‌​​‍‌‌​ ​‍​ ​‍​ ​​‌‍‌‍​ ‌‌‌‍‌​​ ‍​​ ​​‌‍​‍​ ‌‍‌‍‌‍​ ‌‍​ ‌‍​ ​‌​‍‌‌​ ​‍​ ​‍​‍‌‌​ ‌‌‌​‌​​‍ ‍‌‍ ​‌‍‍‌‌ ​ ‌ ‌​​‍‌‌​ ‌‌‌​​‍‌‌ ‌‍‍ ‌‍‌‌‌ ‍‌​‍‌‌​ ​ ‌​‌​​‍‌‌​ ​ ‌​‌​​‍‌‌​ ​‍​ ​‍​ ‌​‌‍‌‍‌‍‌​​ ‌‌‌‍‌‌‌‍​‌​ ‌‌‌‍​‍​ ‌​​ ​ ​ ‍​​ ​‍​‍‌‌​ ​‍​ ​‍​‍‌‌​ ‌‌‌​‌​​‍ ‍‌‍ ​‌‍‍‌‌‍ ‍‌‍‍ ‌ ​ ​‍‌‌​ ‌‌‌​​‍‌‌ ‌‍‍ ‌‍‌‌‌ ‍‌​‍‌‌​ ​ ‌​‌​​‍‌‌​ ​ ‌​‌​​‍‌‌​ ​‍​ ​‍‌‍​‌‌‍​‍‌‍‌‍‌‍​‌​ ​​​ ‍‌‌‍​‌‌‍‌‍‌‍‌‍​ ​‍​ ‍‌​ ​ ​‍‌‌​ ​‍​ ​‍​‍‌‌​ ‌‌‌​‌​​‍ ‍‌‍ ​‌‍‍‌‌‍ ‍‌‍‍ ‌‌‌​‌‍‌‌‌ ‍​‌ ‌​​‍‌‍‌ ​​‌‍‌‌‌ ​‍‌ ​ ‌ ​​‌‍‌‌‌‍​ ‌ ‌​‌‍‍‌‌ ‌‍‌‍‌‌​ ‌‌ ​​‌ ‌‌‌‍​‍‌‍ ​‌‍‍‌‌ ​ ‌‍‍​‌‍‌‌‌‍‌​​‍​‍‌ ‌
Prices​​​​‌ ‍ ​‍​‍‌‍ ‌ ​‍‌‍‍‌‌‍‌ ‌‍‍‌‌‍ ‍​‍​‍​ ‍‍​‍​‍‌ ​ ‌‍​‌‌‍ ‍‌‍‍‌‌ ‌​‌ ‍‌​‍ ‍‌‍‍‌‌‍ ​‍​‍​‍ ​​‍​‍‌‍‍​‌ ​‍‌‍‌‌‌‍‌‍​‍​‍​ ‍‍​‍​‍​‍ ‌‍​‌‌‍‌​‌‍ ‌‌‍‍‌‌‍ ‍​‍ ‌‍‍‌‌‍ ‍‌ ‌​‌‍‌‌‌‍ ‍‌ ‌​​‍ ‌‍‌‌‌‍‌​‌‍‍‌‌ ‌​​‍ ‌‍ ‌‌‍ ‌‍‌​‌‍‌‌​ ‌‌ ​​‌ ​‍‌‍‌‌‌ ​ ‌‍‌‌‌‍ ‍‌ ‌​‌‍​‌‌ ‌​‌‍‍‌‌‍ ‌‍ ‍​ ‍ ‌‍‍‌‌‍‌​​ ‌‌‍‍​‌‍ ‌‍ ‌‌‍‌‌​ ‍ ‌ ‌​‌ ‍‌‌ ​​‌‍‌‌​ ‌‌‍‍​‌‍ ‌‍ ‌‌‍‌‌​ ‍ ‌ ​​‌‍​‌‌ ‌​‌‍‍​​ ‌‌‍​ ‌‍ ‌‍ ‍‌ ‌​‌‍‌‌‌‍ ‍‌ ‌​​‍‌‌​ ‌‌‌​​‍‌‌ ‌‍‍ ‌‍‌‌‌ ‍‌​‍‌‌​ ​ ‌​‌​​‍‌‌​ ​ ‌​‌​​‍‌‌​ ​‍​ ​‍​ ​​‌‍‌‍​ ‌‌‌‍‌​​ ‍​​ ​​‌‍​‍​ ‌‍‌‍‌‍​ ‌‍​ ‌‍​ ​‌​‍‌‌​ ​‍​ ​‍​‍‌‌​ ‌‌‌​‌​​‍ ‍‌‍ ​‌‍‍‌‌ ​ ‌ ‌​​‍‌‌​ ‌‌‌​​‍‌‌ ‌‍‍ ‌‍‌‌‌ ‍‌​‍‌‌​ ​ ‌​‌​​‍‌‌​ ​ ‌​‌​​‍‌‌​ ​‍​ ​‍​ ‌​‌‍‌‍‌‍‌​​ ‌‌‌‍‌‌‌‍​‌​ ‌‌‌‍​‍​ ‌​​ ​ ​ ‍​​ ​‍​‍‌‌​ ​‍​ ​‍​‍‌‌​ ‌‌‌​‌​​‍ ‍‌‍ ​‌‍‍‌‌‍ ‍‌‍‍ ‌ ​ ​‍‌‌​ ‌‌‌​​‍‌‌ ‌‍‍ ‌‍‌‌‌ ‍‌​‍‌‌​ ​ ‌​‌​​‍‌‌​ ​ ‌​‌​​‍‌‌​ ​‍​ ​‍​ ‍‌​ ‌‌​ ‍‌​ ‍​‌‍​‌‌‍‌​‌‍‌‍​ ​ ​ ‌ ​ ​‍​ ‍‌‌‍​‌​‍‌‌​ ​‍​ ​‍​‍‌‌​ ‌‌‌​‌​​‍ ‍‌‍ ​‌‍‍‌‌‍ ‍‌‍‍ ‌‌‌​‌‍‌‌‌ ‍​‌ ‌​​ ‌‍​‍‌‍​‌‌ ​ ‌‍‌‌‌‌‌‌‌ ​‍‌‍ ​​ ‌​‍‌‌​ ​‍‌​‌‍‌‍​‌‌‍‌​‌‍ ‌‌‍‍‌‌‍ ‍​‍‌‍‌‍‍‌‌‍‌​​ ‌‌‍‍​‌‍ ‌‍ ‌‌‍‌‌​‍‌‍‌ ‌​‌ ‍‌‌ ​​‌‍‌‌​ ‌‌‍‍​‌‍ ‌‍ ‌‌‍‌‌​‍‌‍‌ ​​‌‍​‌‌ ‌​‌‍‍​​ ‌‌‍​ ‌‍ ‌‍ ‍‌ ‌​‌‍‌‌‌‍ ‍‌ ‌​​‍‌‌​ ‌‌‌​​‍‌‌ ‌‍‍ ‌‍‌‌‌ ‍‌​‍‌‌​ ​ ‌​‌​​‍‌‌​ ​ ‌​‌​​‍‌‌​ ​‍​ ​‍​ ​​‌‍‌‍​ ‌‌‌‍‌​​ ‍​​ ​​‌‍​‍​ ‌‍‌‍‌‍​ ‌‍​ ‌‍​ ​‌​‍‌‌​ ​‍​ ​‍​‍‌‌​ ‌‌‌​‌​​‍ ‍‌‍ ​‌‍‍‌‌ ​ ‌ ‌​​‍‌‌​ ‌‌‌​​‍‌‌ ‌‍‍ ‌‍‌‌‌ ‍‌​‍‌‌​ ​ ‌​‌​​‍‌‌​ ​ ‌​‌​​‍‌‌​ ​‍​ ​‍​ ‌​‌‍‌‍‌‍‌​​ ‌‌‌‍‌‌‌‍​‌​ ‌‌‌‍​‍​ ‌​​ ​ ​ ‍​​ ​‍​‍‌‌​ ​‍​ ​‍​‍‌‌​ ‌‌‌​‌​​‍ ‍‌‍ ​‌‍‍‌‌‍ ‍‌‍‍ ‌ ​ ​‍‌‌​ ‌‌‌​​‍‌‌ ‌‍‍ ‌‍‌‌‌ ‍‌​‍‌‌​ ​ ‌​‌​​‍‌‌​ ​ ‌​‌​​‍‌‌​ ​‍​ ​‍​ ‍‌​ ‌‌​ ‍‌​ ‍​‌‍​‌‌‍‌​‌‍‌‍​ ​ ​ ‌ ​ ​‍​ ‍‌‌‍​‌​‍‌‌​ ​‍​ ​‍​‍‌‌​ ‌‌‌​‌​​‍ ‍‌‍ ​‌‍‍‌‌‍ ‍‌‍‍ ‌‌‌​‌‍‌‌‌ ‍​‌ ‌​​‍‌‍‌ ​​‌‍‌‌‌ ​‍‌ ​ ‌ ​​‌‍‌‌‌‍​ ‌ ‌​‌‍‍‌‌ ‌‍‌‍‌‌​ ‌‌ ​​‌ ‌‌‌‍​‍‌‍ ​‌‍‍‌‌ ​ ‌‍‍​‌‍‌‌‌‍‌​​‍​‍‌ ‌